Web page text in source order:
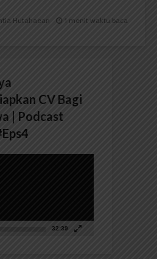
Hutahaean 1 menit waktu baca
CV Bagi
| Podcast
32:39